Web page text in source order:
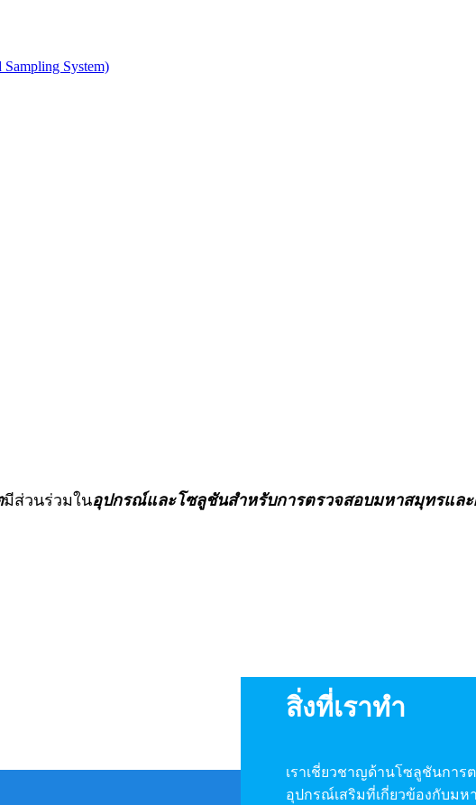
System)
มีส่วนร่วมในอุปกรณ์และโซลูชันสำหรับการตรวจสอบมหาสมุทรแล
สิ่งที่เราทำ
เราเชี่ยวชาญด้านโซลูชันการ
อุปกรณ์เสริมที่เกี่ยวข้องกับมห